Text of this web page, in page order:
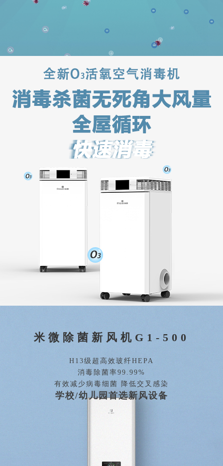
米微除菌新风机G1-500
H13级超高效玻纤HEPA
消毒除菌率99.99%
有效减少病毒细菌 降低交叉感染
学校/幼儿园首选新风设备